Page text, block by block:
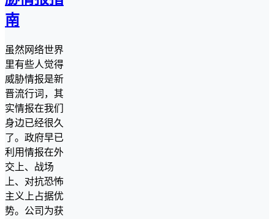
南
虽然网络世界
里有些人觉得
威胁情报是新
晋流行词，其
实情报在我们
身边已经很久
了。政府早已
利用情报在外
交上、战场
上、对抗恐怖
主义上占据优
势。公司为获